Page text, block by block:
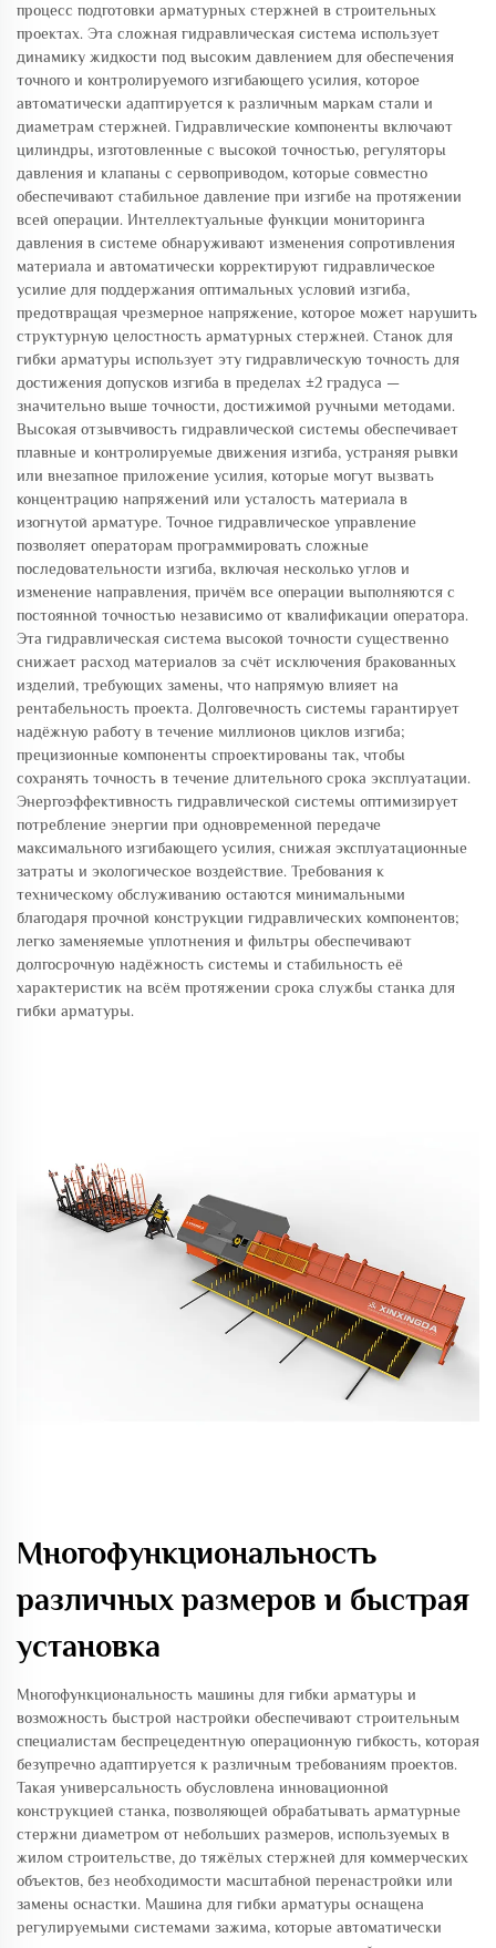
процесс подготовки арматурных стержней в строительных
проектах. Эта сложная гидравлическая система использует
динамику жидкости под высоким давлением для обеспечения
точного и контролируемого изгибающего усилия, которое
автоматически адаптируется к различным маркам стали и
диаметрам стержней. Гидравлические компоненты включают
цилиндры, изготовленные с высокой точностью, регуляторы
давления и клапаны с сервоприводом, которые совместно
обеспечивают стабильное давление при изгибе на протяжении
всей операции. Интеллектуальные функции мониторинга
давления в системе обнаруживают изменения сопротивления
материала и автоматически корректируют гидравлическое
усилие для поддержания оптимальных условий изгиба,
предотвращая чрезмерное напряжение, которое может нарушить
структурную целостность арматурных стержней. Станок для
гибки арматуры использует эту гидравлическую точность для
достижения допусков изгиба в пределах ±2 градуса —
значительно выше точности, достижимой ручными методами.
Высокая отзывчивость гидравлической системы обеспечивает
плавные и контролируемые движения изгиба, устраняя рывки
или внезапное приложение усилия, которые могут вызвать
концентрацию напряжений или усталость материала в
изогнутой арматуре. Точное гидравлическое управление
позволяет операторам программировать сложные
последовательности изгиба, включая несколько углов и
изменение направления, причём все операции выполняются с
постоянной точностью независимо от квалификации оператора.
Эта гидравлическая система высокой точности существенно
снижает расход материалов за счёт исключения бракованных
изделий, требующих замены, что напрямую влияет на
рентабельность проекта. Долговечность системы гарантирует
надёжную работу в течение миллионов циклов изгиба;
прецизионные компоненты спроектированы так, чтобы
сохранять точность в течение длительного срока эксплуатации.
Энергоэффективность гидравлической системы оптимизирует
потребление энергии при одновременной передаче
максимального изгибающего усилия, снижая эксплуатационные
затраты и экологическое воздействие. Требования к
техническому обслуживанию остаются минимальными
благодаря прочной конструкции гидравлических компонентов;
легко заменяемые уплотнения и фильтры обеспечивают
долгосрочную надёжность системы и стабильность её
характеристик на всём протяжении срока службы станка для
гибки арматуры.
Многофункциональность
различных размеров и быстрая
установка
Многофункциональность машины для гибки арматуры и
возможность быстрой настройки обеспечивают строительным
специалистам беспрецедентную операционную гибкость, которая
безупречно адаптируется к различным требованиям проектов.
Такая универсальность обусловлена инновационной
конструкцией станка, позволяющей обрабатывать арматурные
стержни диаметром от небольших размеров, используемых в
жилом строительстве, до тяжёлых стержней для коммерческих
объектов, без необходимости масштабной перенастройки или
замены оснастки. Машина для гибки арматуры оснащена
регулируемыми системами зажима, которые автоматически